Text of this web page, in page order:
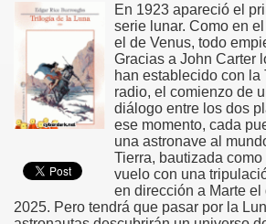
En 1923 apareció el
serie lunar. Como en
el de Venus, todo
Gracias a John Carter
han establecido con la
radio, el comienzo de
diálogo entre los dos
ese momento, cada
una astronave al
Tierra, bautizada como
vuelo con una
en dirección a Marte
2025. Pero tendrá que pasar por la